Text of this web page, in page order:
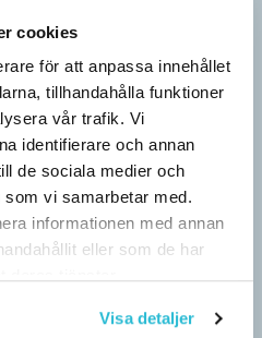
cookies
för att anpassa innehållet
tillhandahålla funktioner
vår trafik. Vi
identifierare och annan
de sociala medier och
vi samarbetar med.
informationen med annan
eller som de har
Visa detaljer